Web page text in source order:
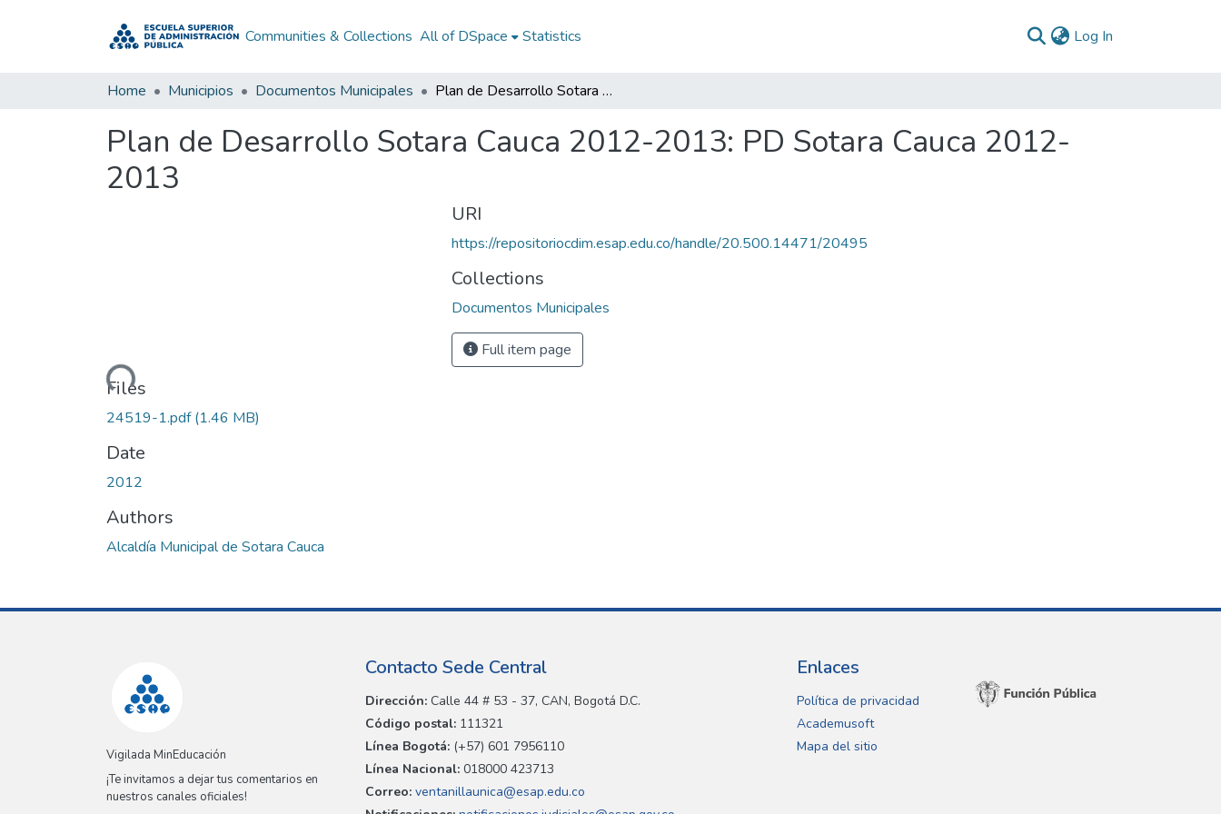
Communities & Collections All of DSpace Statistics Log In
Home Municipios Documentos Municipales Plan de Desarrollo Sotara Cauca 2012-2013: PD Sotara Cauca 2012-2013
Plan de Desarrollo Sotara Cauca 2012-2013: PD Sotara Cauca 2012-
2013
Loading...
Files
24519-1.pdf(1.46 MB)
Date
2012
Authors
Alcaldía Municipal de Sotara Cauca
URI
https://repositoriocdim.esap.edu.co/handle/20.500.14471/20495
Collections
Documentos Municipales
Full item page
Vigilada MinEducación
¡Te invitamos a dejar tus comentarios en
nuestros canales oficiales!
Contacto Sede Central
Dirección: Calle 44 # 53 - 37, CAN, Bogotá D.C.
Código postal: 111321
Línea Bogotá: (+57) 601 7956110
Línea Nacional: 018000 423713
Correo: ventanillaunica@esap.edu.co
Enlaces
Política de privacidad
Academusoft
Mapa del sitio